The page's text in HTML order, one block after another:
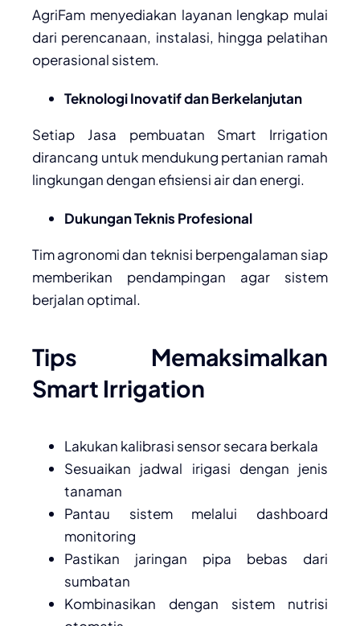
AgriFam menyediakan layanan lengkap mulai
dari perencanaan, instalasi, hingga pelatihan
operasional sistem.
Teknologi Inovatif dan Berkelanjutan
Setiap Jasa pembuatan Smart Irrigation
dirancang untuk mendukung pertanian ramah
lingkungan dengan efisiensi air dan energi.
Dukungan Teknis Profesional
Tim agronomi dan teknisi berpengalaman siap
memberikan pendampingan agar sistem
berjalan optimal.
Tips Memaksimalkan
Smart Irrigation
Lakukan kalibrasi sensor secara berkala
Sesuaikan jadwal irigasi dengan jenis
tanaman
Pantau sistem melalui dashboard
monitoring
Pastikan jaringan pipa bebas dari
sumbatan
Kombinasikan dengan sistem nutrisi